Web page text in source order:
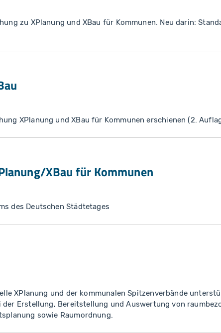
zu XPlanung und XBau für Kommunen. Neu darin:
XPlanung und XBau für Kommunen erschienen (2.
XBau für Kommunen
des Deutschen Städtetages
XPlanung und der kommunalen Spitzenverbände
der Erstellung, Bereitstellung und Auswertung von
sowie Raumordnung.